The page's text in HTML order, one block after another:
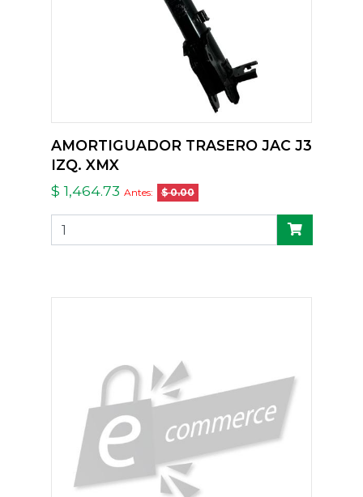
AMORTIGUADOR TRASERO JAC J3
IZQ. XMX
$ 1,464.73 Antes: $ 0.00